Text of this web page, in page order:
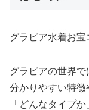
グラビア水着お宝
グラビアの世界で
分かりやすい特徴
「どんなタイプ